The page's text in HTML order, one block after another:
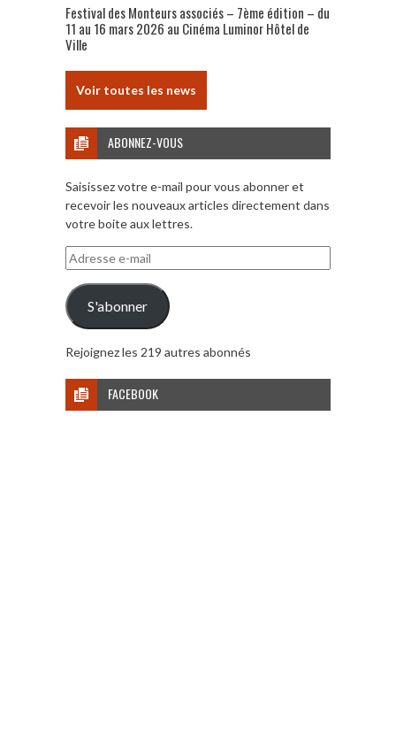
Festival des Monteurs associés – 7ème édition – du
11 au 16 mars 2026 au Cinéma Luminor Hôtel de
Ville
Voir toutes les news
ABONNEZ-VOUS
Saisissez votre e-mail pour vous abonner et
recevoir les nouveaux articles directement dans
votre boite aux lettres.
Adresse
e-
mail
S'abonner
Rejoignez les 219 autres abonnés
FACEBOOK